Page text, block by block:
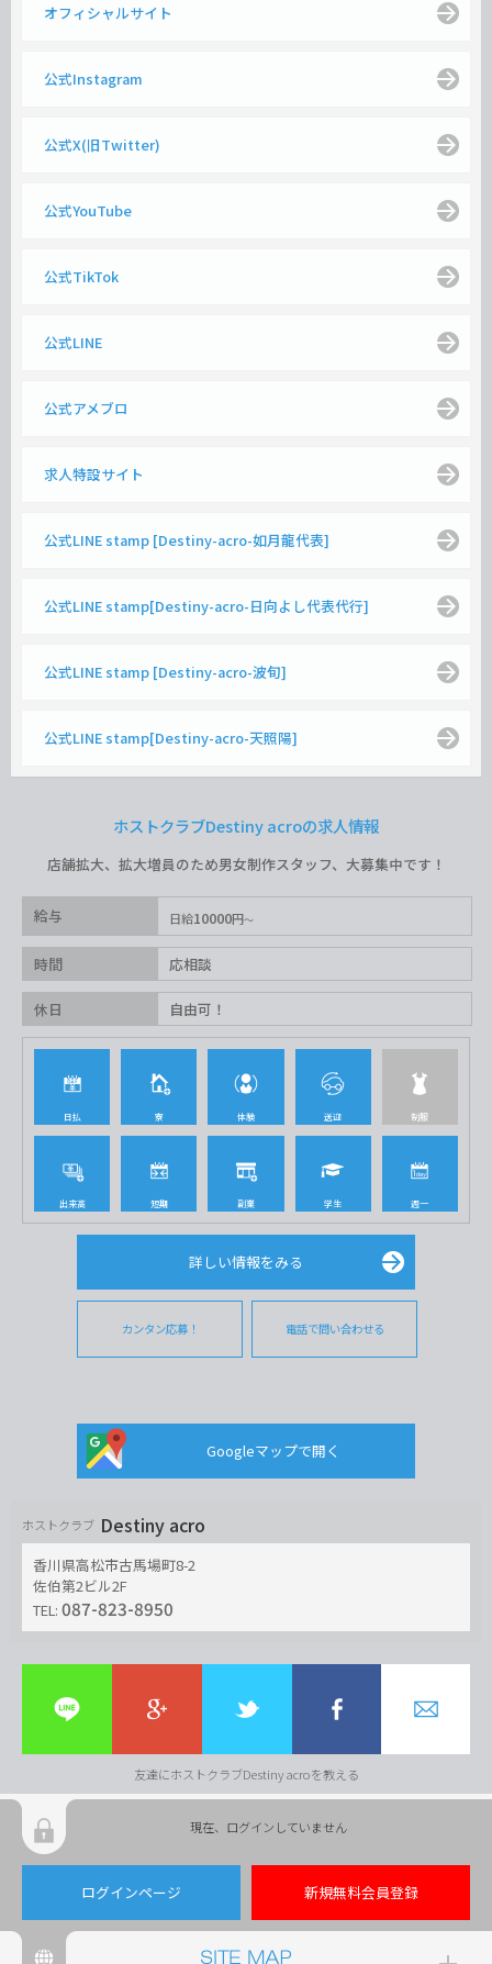
オフィシャルサイト
公式Instagram
公式X(旧Twitter)
公式YouTube
公式TikTok
公式LINE
公式アメブロ
求人特設サイト
公式LINE stamp [Destiny-acro-如月龍代表]
公式LINE stamp[Destiny-acro-日向よし代表代行]
公式LINE stamp [Destiny-acro-波旬]
公式LINE stamp[Destiny-acro-天照陽]
ホストクラブDestiny acroの求人情報
店舗拡大、拡大増員のため男女制作スタッフ、大募集中です！
給与 日給10000円
時間 応相談
休日 自由可！
日払 寮 体験 送迎 制服
出来高 短期 副業 学生 週一
詳しい情報をみる
カンタン応募！ 電話で問い合わせる
Googleマップで開く
ホストクラブ Destiny acro
香川県高松市古馬場町8-2
佐伯第2ビル2F
TEL: 087-823-8950
友達にホストクラブDestiny acroを教える
現在、ログインしていません
ログインページ 新規無料会員登録